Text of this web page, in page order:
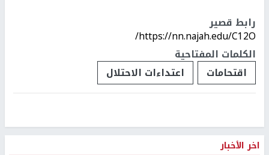
رابط قصير
https://nn.najah.edu/C12O/
الكلمات المفتاحية
اقتحامات
اعتداءات الاحتلال
اخر الأخبار